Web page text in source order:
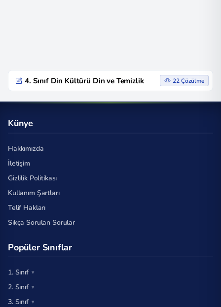
4. Sınıf Din Kültürü Din ve Temizlik 22 Çözülme
Künye
Hakkımızda
İletişim
Gizlilik Politikası
Kullanım Şartları
Telif Hakları
Sıkça Sorulan Sorular
Popüler Sınıflar
1. Sınıf
2. Sınıf
3. Sınıf